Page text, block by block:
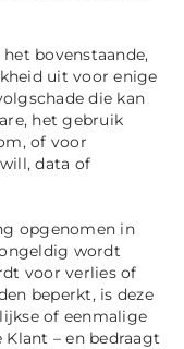
bovenstaande,
uit voor enige
die kan
het gebruik
of voor
data of
opgenomen in
wordt
voor verlies of
beperkt, is deze
of eenmalige
– en bedraagt